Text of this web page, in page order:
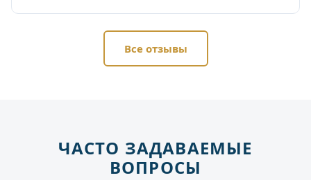
Все отзывы
ЧАСТО ЗАДАВАЕМЫЕ
ВОПРОСЫ